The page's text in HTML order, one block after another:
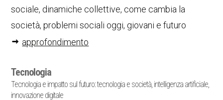
sociale, dinamiche collettive, come cambia la
società, problemi sociali oggi, giovani e futuro
approfondimento
Tecnologia
Tecnologia e impatto sul futuro: tecnologia e società, intelligenza artificiale,
innovazione digitale